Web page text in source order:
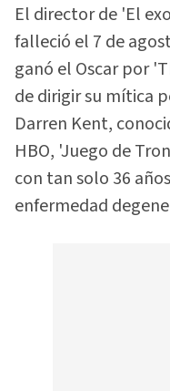
El director de 'El
falleció el 7 de
ganó el Oscar por
de dirigir su mítica
Darren Kent,
HBO, 'Juego de
con tan solo 36
enfermedad